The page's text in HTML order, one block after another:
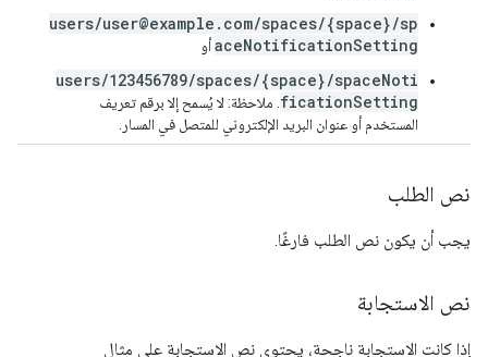
users/user@example.com/spaces/{space}/sp
aceNotificationSettingأو
users/123456789/spaces/{space}/spaceNoti
ficationSetting . ملاحظة: لا يُسمح إلا برقم تعريف
المستخدم أو عنوان البريد الإلكتروني للمتصل في المسار.
نص الطلب
يجب أن يكون نص الطلب فارغًا.
نص الاستجابة
إذا كانت الاستجابة ناجحة، يحتوي نص الاستجابة على مثال